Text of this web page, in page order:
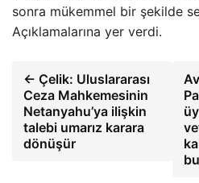
sonra mükemmel bir şekilde
Açıklamalarına yer verdi.
← Çelik: Uluslararası
Ceza Mahkemesinin
Netanyahu’ya ilişkin
talebi umarız karara
dönüşür